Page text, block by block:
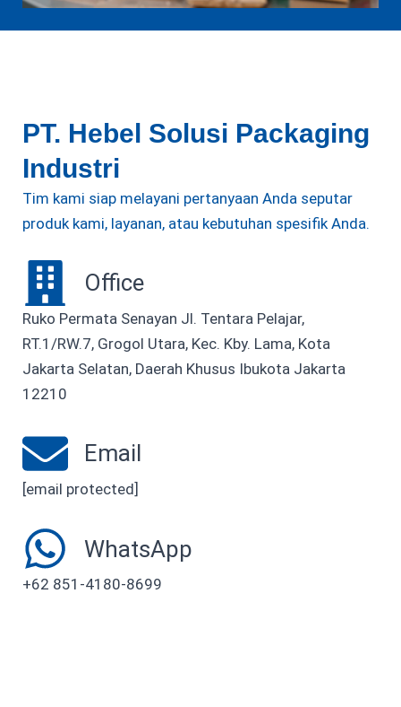
PT. Hebel Solusi Packaging
Industri
Tim kami siap melayani pertanyaan Anda seputar
produk kami, layanan, atau kebutuhan spesifik Anda.
Office
Ruko Permata Senayan Jl. Tentara Pelajar,
RT.1/RW.7, Grogol Utara, Kec. Kby. Lama, Kota
Jakarta Selatan, Daerah Khusus Ibukota Jakarta
12210
Email
[email protected]
WhatsApp
+62 851-4180-8699